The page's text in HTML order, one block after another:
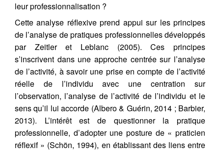
leur professionnalisation ?
Cette analyse réflexive prend appui sur les principes
de l’analyse de pratiques professionnelles développés
par Zeitler et Leblanc (2005). Ces principes
s’inscrivent dans une approche centrée sur l’analyse
de l’activité, à savoir une prise en compte de l’activité
réelle de l’individu avec une centration sur
l’observation, l’analyse de l’activité de l’individu et le
sens qu’il lui accorde (Albero & Guérin, 2014 ; Barbier,
2013). L’intérêt est de questionner la pratique
professionnelle, d’adopter une posture de « praticien
réflexif » (Schön, 1994), en établissant des liens entre